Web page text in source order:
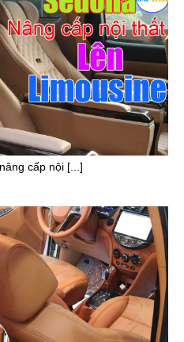
cấp nội [...]